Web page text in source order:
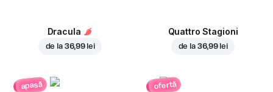
Dracula
de la 36,99 lei
Quattro Stagioni
de la 36,99 lei
apasă ofertă